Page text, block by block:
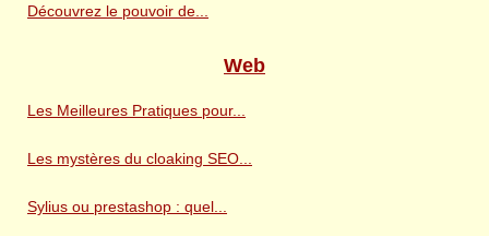
Découvrez le pouvoir de...
Web
Les Meilleures Pratiques pour...
Les mystères du cloaking SEO...
Sylius ou prestashop : quel...